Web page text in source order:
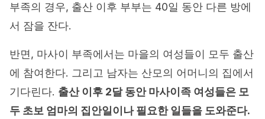
부족의 경우, 출산 이후 부부는 40일 동안 다른 방에
서 잠을 잔다.
반면, 마사이 부족에서는 마을의 여성들이 모두 출산
에 참여한다. 그리고 남자는 산모의 어머니의 집에서
기다린다. 출산 이후 2달 동안 마사이족 여성들은 모
두 초보 엄마의 집안일이나 필요한 일들을 도와준다.